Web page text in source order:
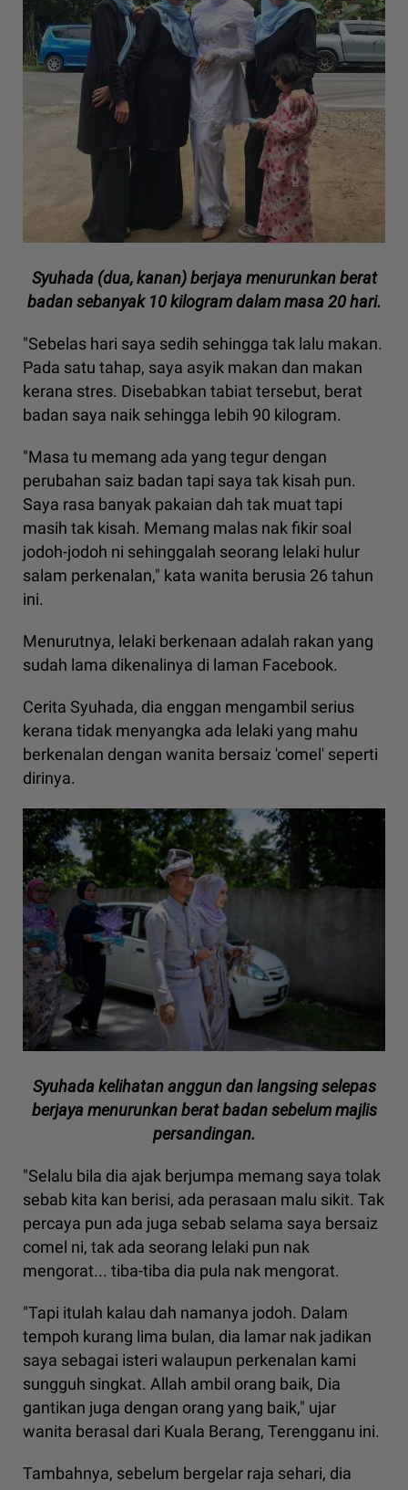
Syuhada (dua, kanan) berjaya menurunkan berat
badan sebanyak 10 kilogram dalam masa 20 hari.
"Sebelas hari saya sedih sehingga tak lalu makan.
Pada satu tahap, saya asyik makan dan makan
kerana stres. Disebabkan tabiat tersebut, berat
badan saya naik sehingga lebih 90 kilogram.
"Masa tu memang ada yang tegur dengan
perubahan saiz badan tapi saya tak kisah pun.
Saya rasa banyak pakaian dah tak muat tapi
masih tak kisah. Memang malas nak fikir soal
jodoh-jodoh ni sehinggalah seorang lelaki hulur
salam perkenalan," kata wanita berusia 26 tahun
ini.
Menurutnya, lelaki berkenaan adalah rakan yang
sudah lama dikenalinya di laman Facebook.
Cerita Syuhada, dia enggan mengambil serius
kerana tidak menyangka ada lelaki yang mahu
berkenalan dengan wanita bersaiz 'comel' seperti
dirinya.
Syuhada kelihatan anggun dan langsing selepas
berjaya menurunkan berat badan sebelum majlis
persandingan.
"Selalu bila dia ajak berjumpa memang saya tolak
sebab kita kan berisi, ada perasaan malu sikit. Tak
percaya pun ada juga sebab selama saya bersaiz
comel ni, tak ada seorang lelaki pun nak
mengorat... tiba-tiba dia pula nak mengorat.
"Tapi itulah kalau dah namanya jodoh. Dalam
tempoh kurang lima bulan, dia lamar nak jadikan
saya sebagai isteri walaupun perkenalan kami
sungguh singkat. Allah ambil orang baik, Dia
gantikan juga dengan orang yang baik," ujar
wanita berasal dari Kuala Berang, Terengganu ini.
Tambahnya, sebelum bergelar raja sehari, dia